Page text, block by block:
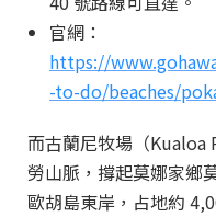
官網：
https://
-to-do/beaches/
而古蘭尼牧場（Kualoa
勞山脈，撐起莫娜家鄉
歐胡島東岸，占地約